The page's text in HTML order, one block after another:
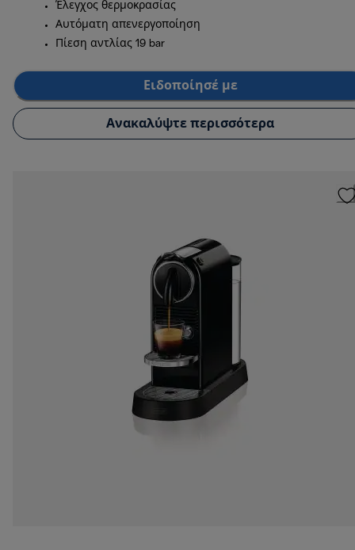
Έλεγχος θερμοκρασίας
Αυτόματη απενεργοποίηση
Πίεση αντλίας 19 bar
Ειδοποίησέ με
Ανακαλύψτε περισσότερα